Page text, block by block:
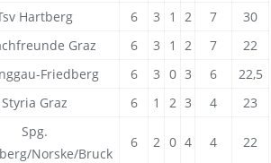
Hartberg
6 3 1 2 7
30
Graz
6 3 1 2 7
22
Friedberg
6 3 0 3 6
22,5
Styria Graz
6 1 2 3 4
23
Spg.
Norske/Bruck
6 2 0 4 4 22